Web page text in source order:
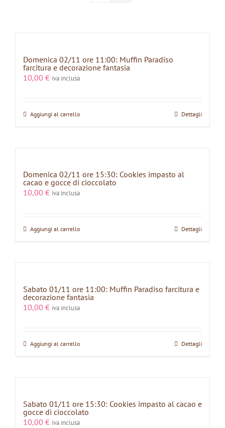
Domenica 02/11 ore 11:00: Muffin Paradiso
farcitura e decorazione fantasia
10,00 € iva inclusa
Aggiungi al carrello Dettagli
Domenica 02/11 ore 15:30: Cookies impasto al
cacao e gocce di cioccolato
10,00 € iva inclusa
Aggiungi al carrello Dettagli
Sabato 01/11 ore 11:00: Muffin Paradiso farcitura e
decorazione fantasia
10,00 € iva inclusa
Aggiungi al carrello Dettagli
Sabato 01/11 ore 15:30: Cookies impasto al cacao e
gocce di cioccolato
10,00 € iva inclusa